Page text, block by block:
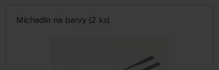
Míchadlo na barvy (2 ks)